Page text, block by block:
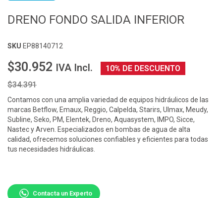
DRENO FONDO SALIDA INFERIOR
SKU EP88140712
$30.952 IVA Incl.
10% DE DESCUENTO
$34.391
Contamos con una amplia variedad de equipos hidráulicos de las
marcas Betflow, Emaux, Reggio, Calpelda, Starirs, Ulmax, Meudy,
Subline, Seko, PM, Elentek, Dreno, Aquasystem, IMPO, Sicce,
Nastec y Arven. Especializados en bombas de agua de alta
calidad, ofrecemos soluciones confiables y eficientes para todas
tus necesidades hidráulicas.
Contacta un Experto